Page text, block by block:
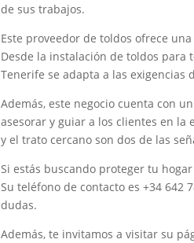
de sus trabajos.
Este proveedor de toldos ofrece
Desde la instalación de toldos para
Tenerife se adapta a las exigencias
Además, este negocio cuenta con
asesorar y guiar a los clientes en la
y el trato cercano son dos de las
Si estás buscando proteger tu
Su teléfono de contacto es +34 642
dudas.
Además, te invitamos a visitar su